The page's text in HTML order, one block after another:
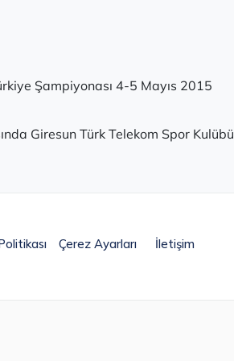
Şampiyonası 4-5 Mayıs 2015
Giresun Türk Telekom Spor Kulübü
Çerez Ayarları İletişim